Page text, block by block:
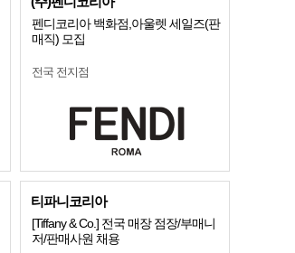
펜디코리아 백화점,아울렛 세일즈(판
매직) 모집
전국 전지점
티파니코리아
[Tiffany & Co.] 전국 매장 점장/부매니
저/판매사원 채용